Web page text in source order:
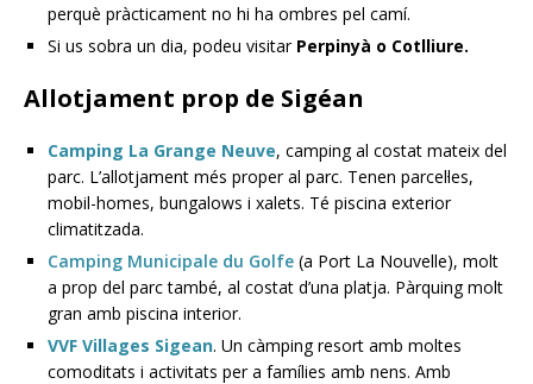
perquè pràcticament no hi ha ombres pel camí.
Si us sobra un dia, podeu visitar Perpinyà o Cotlliure.
Allotjament prop de Sigéan
Camping La Grange Neuve, camping al costat mateix del
parc. L’allotjament més proper al parc. Tenen parcel·les,
mobil-homes, bungalows i xalets. Té piscina exterior
climatitzada.
Camping Municipale du Golfe (a Port La Nouvelle), molt
a prop del parc també, al costat d’una platja. Pàrquing molt
gran amb piscina interior.
VVF Villages Sigean. Un càmping resort amb moltes
comoditats i activitats per a famílies amb nens. Amb